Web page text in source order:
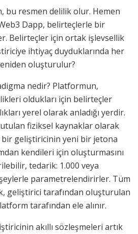
bu resmen delilik olur. Hemen
Dapp, belirteçlerle bir
Belirteçler için ortak işlevsellik
ihtiyaç duyduklarında her
oluşturulur?
nedir? Platformun,
oldukları için belirteçler
yerel olarak anladığı yerdir.
fiziksel kaynaklar olarak
geliştiricinin yeni bir jetona
kendileri için oluşturmasını
tedarik: 1.000 veya
parametrelendirirler. Tüm
geliştirici tarafından oluşturulan
tarafından ele alınır.
akıllı sözleşmeleri artık